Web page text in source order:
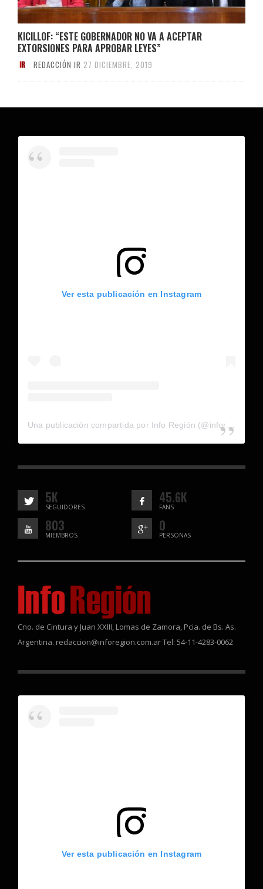
KICILLOF: “ESTE GOBERNADOR NO VA A ACEPTAR
EXTORSIONES PARA APROBAR LEYES”
REDACCIÓN IR 27 DICIEMBRE, 2019
Ver esta publicación en Instagram
5K
SEGUIDORES
45.6K
FANS
803
MIEMBROS
0
PERSONAS
Cno. de Cintura y Juan XXIII, Lomas de Zamora, Pcia. de Bs. As.
Argentina. redaccion@inforegion.com.ar Tel: 54-11-4283-0062
Ver esta publicación en Instagram